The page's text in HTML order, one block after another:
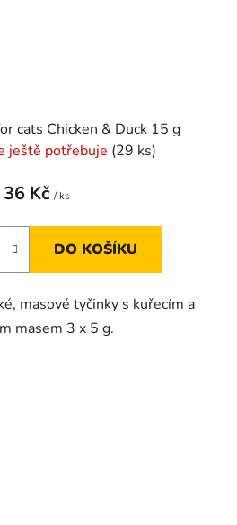
cats Chicken & Duck 15 g
ještě potřebuje (29 ks)
36 Kč / ks
DO KOŠÍKU
masové tyčinky s kuřecím a
masem 3 x 5 g.